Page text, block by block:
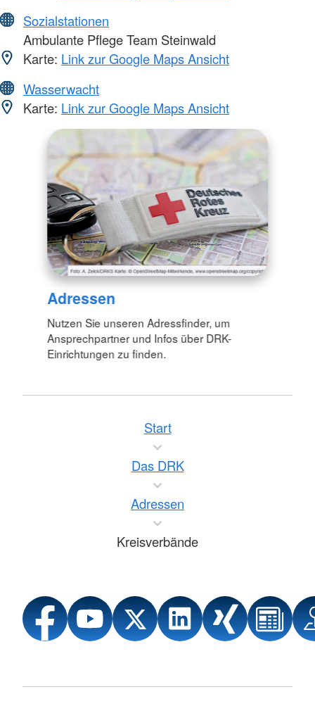
Sozialstationen
Ambulante Pflege Team Steinwald
Karte: Link zur Google Maps Ansicht
Wasserwacht
Karte: Link zur Google Maps Ansicht
Adressen
Nutzen Sie unseren Adressfinder, um
Ansprechpartner und Infos über DRK-
Einrichtungen zu finden.
Start
Das DRK
Adressen
Kreisverbände